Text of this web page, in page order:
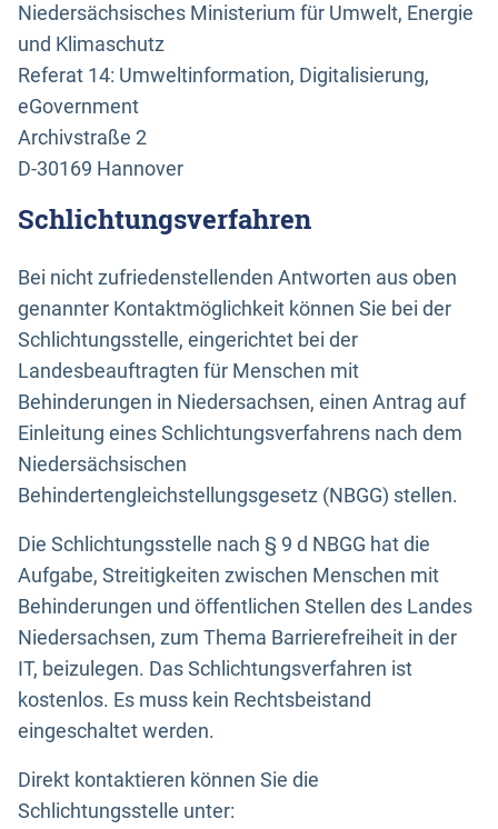
Niedersächsisches Ministerium für Umwelt, Energie
und Klimaschutz
Referat 14: Umweltinformation, Digitalisierung,
eGovernment
Archivstraße 2
D-30169 Hannover
Schlichtungsverfahren
Bei nicht zufriedenstellenden Antworten aus oben
genannter Kontaktmöglichkeit können Sie bei der
Schlichtungsstelle, eingerichtet bei der
Landesbeauftragten für Menschen mit
Behinderungen in Niedersachsen, einen Antrag auf
Einleitung eines Schlichtungsverfahrens nach dem
Niedersächsischen
Behindertengleichstellungsgesetz (NBGG) stellen.
Die Schlichtungsstelle nach § 9 d NBGG hat die
Aufgabe, Streitigkeiten zwischen Menschen mit
Behinderungen und öffentlichen Stellen des Landes
Niedersachsen, zum Thema Barrierefreiheit in der
IT, beizulegen. Das Schlichtungsverfahren ist
kostenlos. Es muss kein Rechtsbeistand
eingeschaltet werden.
Direkt kontaktieren können Sie die
Schlichtungsstelle unter: